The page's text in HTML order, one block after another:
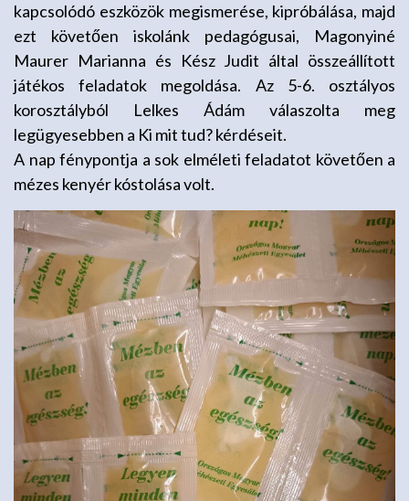
kapcsolódó eszközök megismerése, kipróbálása, majd
ezt követően iskolánk pedagógusai, Magonyiné
Maurer Marianna és Kész Judit által összeállított
játékos feladatok megoldása. Az 5-6. osztályos
korosztályból Lelkes Ádám válaszolta meg
legügyesebben a Ki mit tud? kérdéseit.
A nap fénypontja a sok elméleti feladatot követően a
mézes kenyér kóstolása volt.